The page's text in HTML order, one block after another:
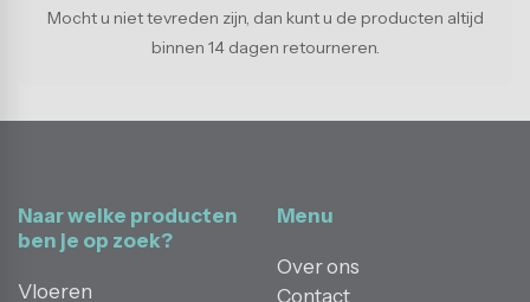
Mocht u niet tevreden zijn, dan kunt u de producten altijd
binnen 14 dagen retourneren.
Naar welke producten
ben je op zoek?
Vloeren
Menu
Over ons
Contact